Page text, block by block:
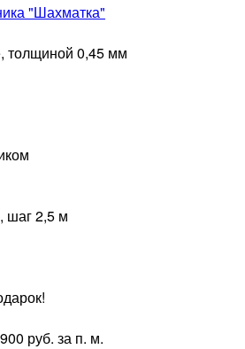
"Шахматка"
толщиной 0,45 мм
шаг 2,5 м
руб. за п. м.